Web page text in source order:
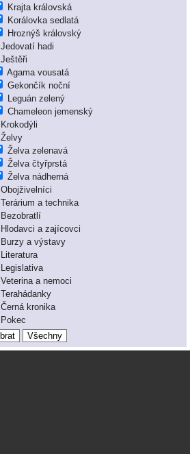
Krajta královská
Korálovka sedlatá
Hroznýš královský
Jedovatí hadi
Ještěři
Agama vousatá
Gekončík noční
Leguán zelený
Chameleon jemenský
Krokodýli
Želvy
Želva zelenavá
Želva čtyřprstá
Želva nádherná
Obojživelníci
Terárium a technika
Bezobratlí
Hlodavci a zajícovci
Burzy a výstavy
Literatura
Legislativa
Veterina a nemoci
Terahádanky
Černá kronika
Pokec